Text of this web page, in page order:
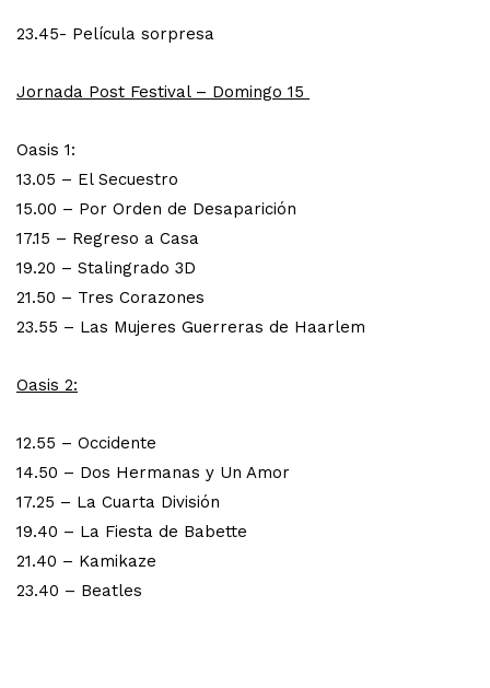
23.45- Película sorpresa
Jornada Post Festival – Domingo 15
Oasis 1:
13.05 – El Secuestro
15.00 – Por Orden de Desaparición
17.15 – Regreso a Casa
19.20 – Stalingrado 3D
21.50 – Tres Corazones
23.55 – Las Mujeres Guerreras de Haarlem
Oasis 2:
12.55 – Occidente
14.50 – Dos Hermanas y Un Amor
17.25 – La Cuarta División
19.40 – La Fiesta de Babette
21.40 – Kamikaze
23.40 – Beatles